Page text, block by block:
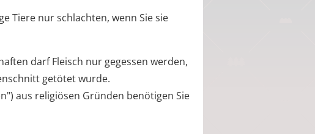
Tiere nur schlachten, wenn Sie sie
darf Fleisch nur gegessen werden,
getötet wurde.
aus religiösen Gründen benötigen Sie